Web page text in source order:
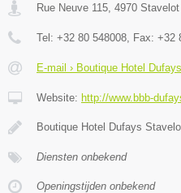
Rue Neuve 115 4970 Stavelot
Tel: +32 80 548008 , Fax: +32
E-mail › Boutique Hotel Dufays
Website: http://www.bbb-
Boutique Hotel Dufays
Diensten onbekend
Openingstijden onbekend